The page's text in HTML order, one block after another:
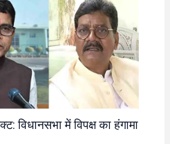
विधानसभा में विपक्ष का हंगामा